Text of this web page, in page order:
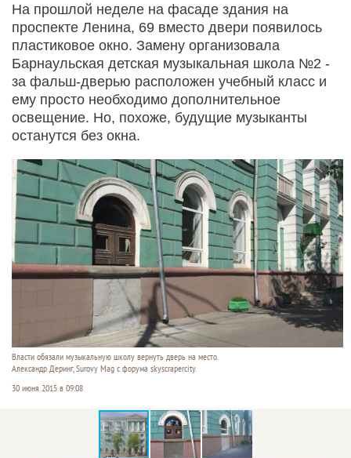
На прошлой неделе на фасаде здания на
проспекте Ленина, 69 вместо двери появилось
пластиковое окно. Замену организовала
Барнаульская детская музыкальная школа №2 -
за фальш-дверью расположен учебный класс и
ему просто необходимо дополнительное
освещение. Но, похоже, будущие музыканты
останутся без окна.
Власти обязали музыкальную школу вернуть дверь на место.
Александр Деринг, Surovy Mag с форума skyscrapercity.
30 июня 2015 в 09:08